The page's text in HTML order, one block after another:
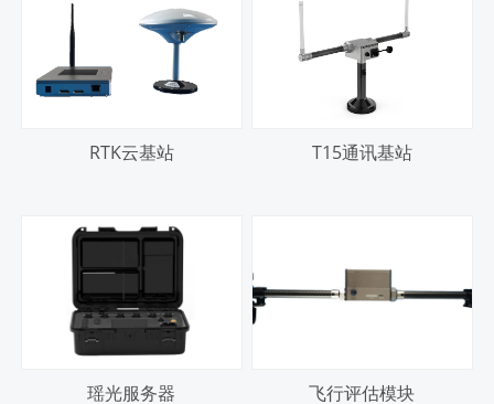
RTK云基站 T15通讯基站
瑶光服务器 飞行评估模块